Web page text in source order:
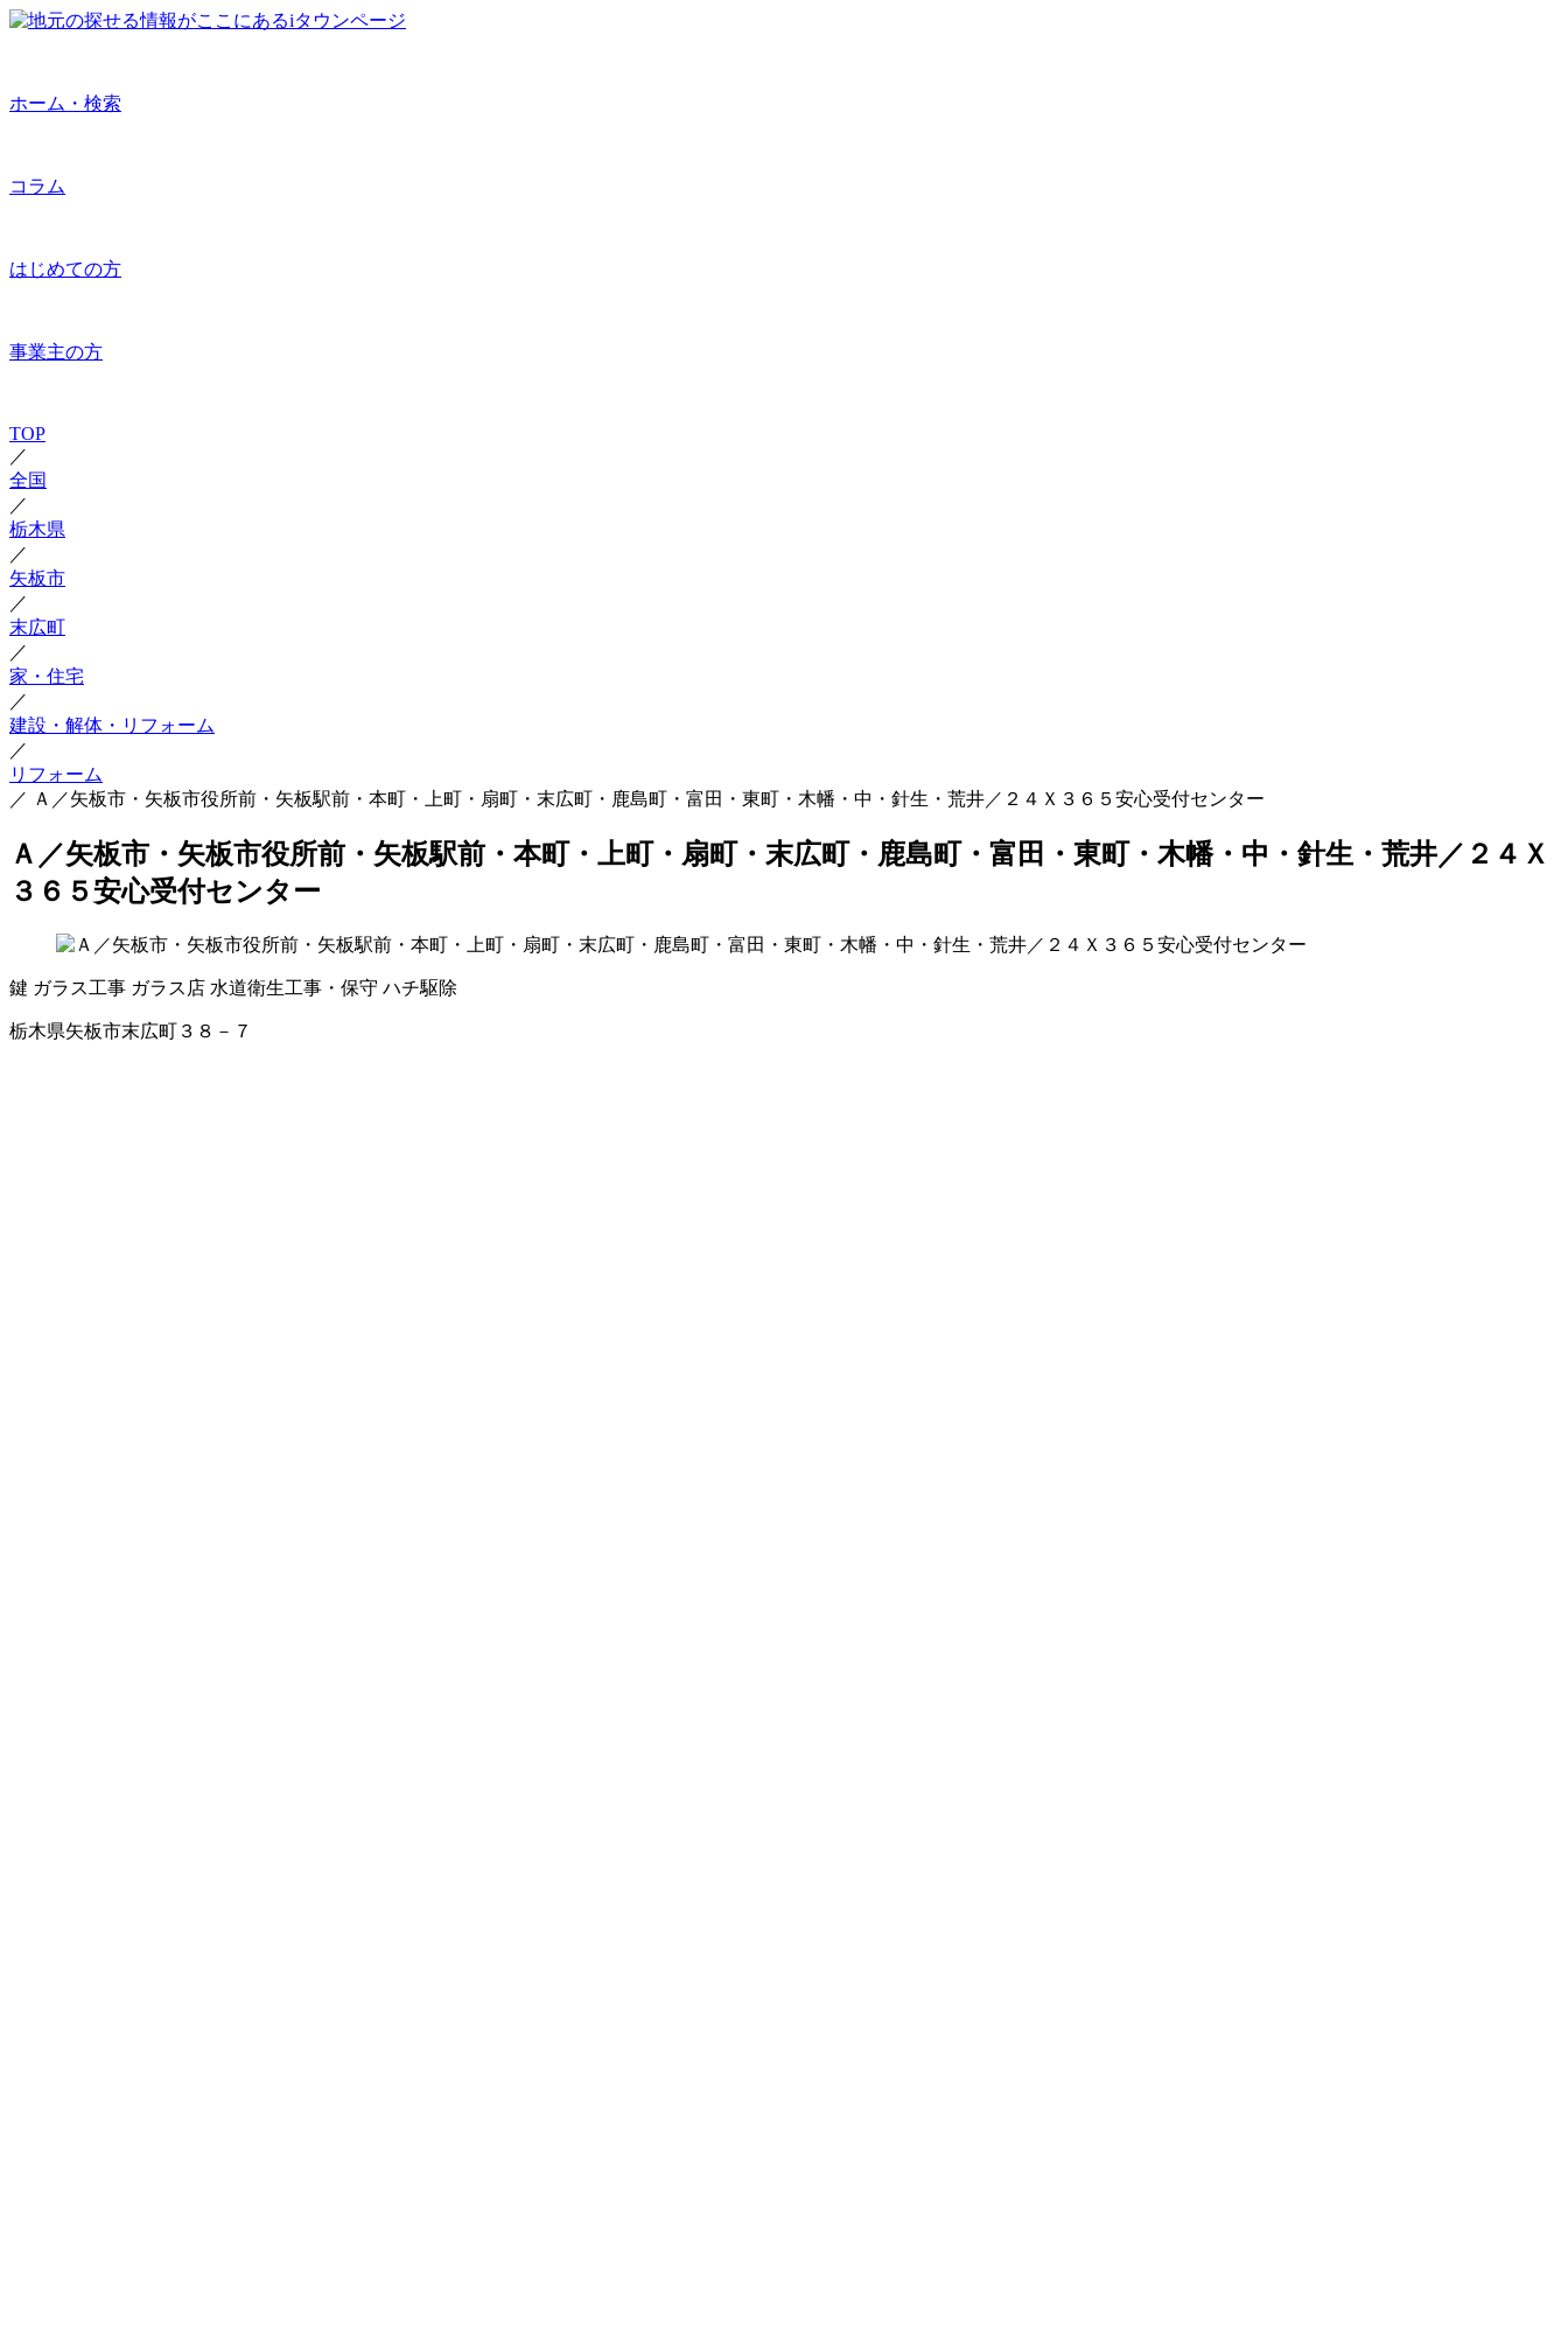
ホーム・検索
コラム
はじめての方
事業主の方
TOP
／
全国
／
栃木県
／
矢板市
／
末広町
／
家・住宅
／
建設・解体・リフォーム
／
リフォーム
／ Ａ／矢板市・矢板市役所前・矢板駅前・本町・上町・扇町・末広町・鹿島町・富田・東町・木幡・中・針生・荒井／２４Ｘ３６５安心受付センター
Ａ／矢板市・矢板市役所前・矢板駅前・本町・上町・扇町・末広町・鹿島町・富田・東町・木幡・中・針生・荒井／２４Ｘ
３６５安心受付センター
鍵 ガラス工事 ガラス店 水道衛生工事・保守 ハチ駆除
栃木県矢板市末広町３８－７